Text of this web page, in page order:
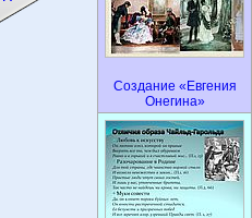
Создание «Евгения
Онегина»